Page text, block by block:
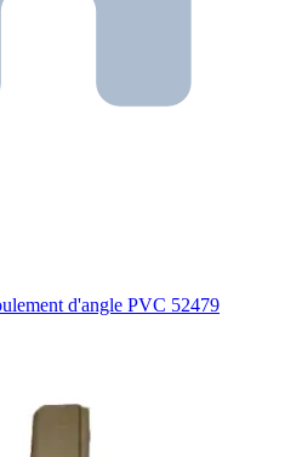
d'angle PVC 52479